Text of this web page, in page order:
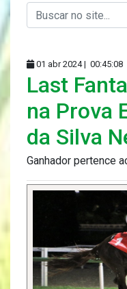
01 abr 2024 | 00:45:08
Last
na Prova
da Silva
Ganhador pertence